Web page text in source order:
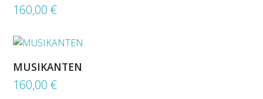
160,00€
MUSIKANTEN
160,00€